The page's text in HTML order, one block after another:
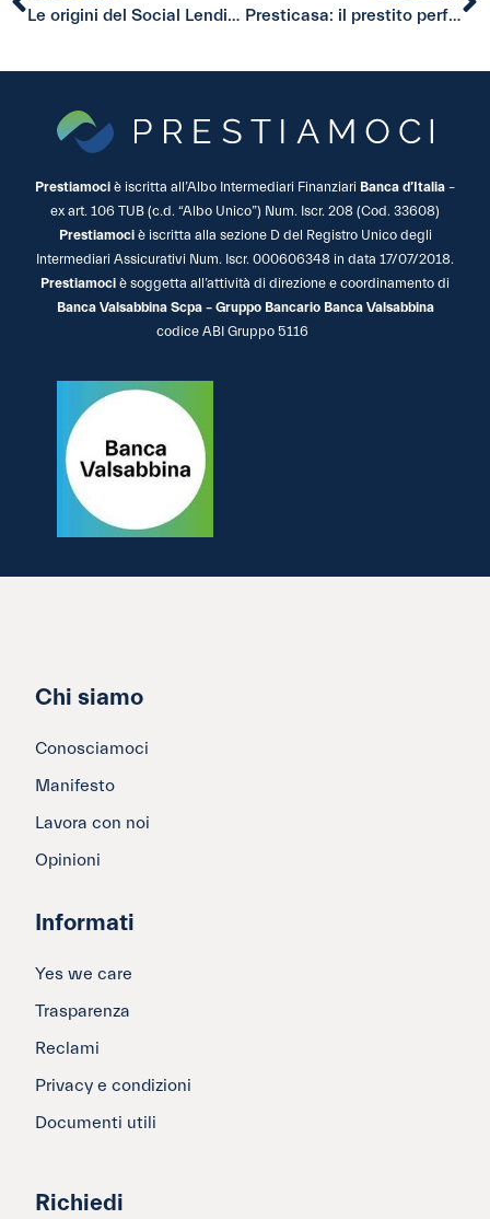
Le origini del Social Lending e la sua evoluzione Presticasa: il prestito perfetto per il Superbonus 110%
Prestiamoci è iscritta all’Albo Intermediari Finanziari Banca d’Italia –
ex art. 106 TUB (c.d. “Albo Unico”) Num. Iscr. 208 (Cod. 33608)
Prestiamociè iscritta alla sezione D del Registro Unico degli
Intermediari Assicurativi Num. Iscr. 000606348 in data 17/07/2018.
Prestiamoci è soggetta all’attività di direzione e coordinamento di
Banca Valsabbina Scpa – Gruppo Bancario Banca Valsabbina
codice ABI Gruppo 5116
Chi siamo
Conosciamoci
Manifesto
Lavora con noi
Opinioni
Informati
Yes we care
Trasparenza
Reclami
Privacy e condizioni
Documenti utili
Richiedi